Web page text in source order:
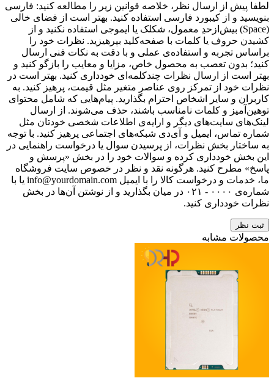
لطفا پیش از ارسال نظر، خلاصه قوانین زیر را مطالعه کنید: فارسی
بنویسید و از کیبورد فارسی استفاده کنید. بهتر است از فضای خالی
(Space) بیش‌از‌حدِ معمول، شکلک یا ایموجی استفاده نکنید و از
کشیدن حروف یا کلمات با صفحه‌کلید بپرهیزید. نظرات خود را
براساس تجربه و استفاده‌ی عملی و با دقت به نکات فنی ارسال
کنید؛ بدون تعصب به محصول خاص، مزایا و معایب را بازگو کنید و
بهتر است از ارسال نظرات چندکلمه‌‌ای خودداری کنید. بهتر است در
نظرات خود از تمرکز روی عناصر متغیر مثل قیمت، پرهیز کنید. به
کاربران و سایر اشخاص احترام بگذارید. پیام‌هایی که شامل محتوای
توهین‌آمیز و کلمات نامناسب باشند، حذف می‌شوند. از ارسال
لینک‌های سایت‌های دیگر و ارایه‌ی اطلاعات شخصی خودتان مثل
شماره تماس، ایمیل و آی‌دی شبکه‌های اجتماعی پرهیز کنید. با توجه
به ساختار بخش نظرات، از پرسیدن سوال یا درخواست راهنمایی در
این بخش خودداری کرده و سوالات خود را در بخش «پرسش و
پاسخ» مطرح کنید. هرگونه نقد و نظر در خصوص سایت فروشگاه
ما، خدمات و درخواست کالا را با ایمیل info@yourdomain.com یا با
شماره‌ی ۰۰۰۰ - ۰۲۱ در میان بگذارید و از نوشتن آن‌ها در بخش
نظرات خودداری کنید.
ثبت نظر
محصولات مشابه